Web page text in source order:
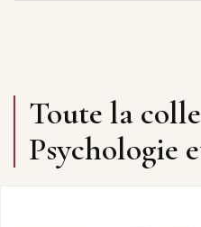
Toute la
Psychologie